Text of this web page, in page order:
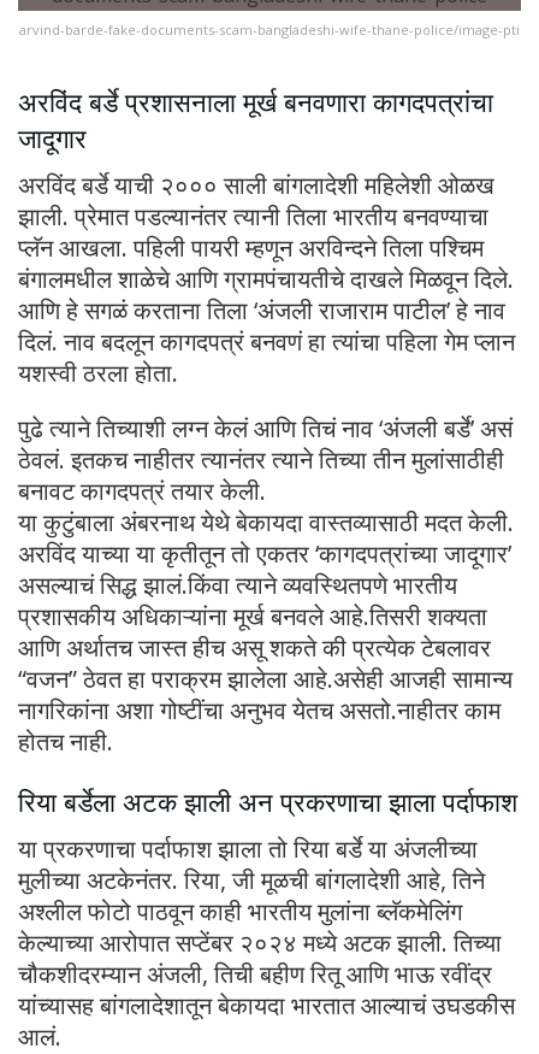
arvind-barde-fake-documents-scam-bangladeshi-wife-thane-police/image-pti
अरविंद बर्डे प्रशासनाला मूर्ख बनवणारा कागदपत्रांचा
जादूगार
अरविंद बर्डे याची २००० साली बांगलादेशी महिलेशी ओळख
झाली. प्रेमात पडल्यानंतर त्यानी तिला भारतीय बनवण्याचा
प्लॅन आखला. पहिली पायरी म्हणून अरविन्दने तिला पश्चिम
बंगालमधील शाळेचे आणि ग्रामपंचायतीचे दाखले मिळवून दिले.
आणि हे सगळं करताना तिला ‘अंजली राजाराम पाटील’ हे नाव
दिलं. नाव बदलून कागदपत्रं बनवणं हा त्यांचा पहिला गेम प्लान
यशस्वी ठरला होता.
पुढे त्याने तिच्याशी लग्न केलं आणि तिचं नाव ‘अंजली बर्डे’ असं
ठेवलं. इतकच नाहीतर त्यानंतर त्याने तिच्या तीन मुलांसाठीही
बनावट कागदपत्रं तयार केली.
या कुटुंबाला अंबरनाथ येथे बेकायदा वास्तव्यासाठी मदत केली.
अरविंद याच्या या कृतीतून तो एकतर ‘कागदपत्रांच्या जादूगार’
असल्याचं सिद्ध झालं.किंवा त्याने व्यवस्थितपणे भारतीय
प्रशासकीय अधिकाऱ्यांना मूर्ख बनवले आहे.तिसरी शक्यता
आणि अर्थातच जास्त हीच असू शकते की प्रत्येक टेबलावर
“वजन” ठेवत हा पराक्रम झालेला आहे.असेही आजही सामान्य
नागरिकांना अशा गोष्टींचा अनुभव येतच असतो.नाहीतर काम
होतच नाही.
रिया बर्डेला अटक झाली अन प्रकरणाचा झाला पर्दाफाश
या प्रकरणाचा पर्दाफाश झाला तो रिया बर्डे या अंजलीच्या
मुलीच्या अटकेनंतर. रिया, जी मूळची बांगलादेशी आहे, तिने
अश्लील फोटो पाठवून काही भारतीय मुलांना ब्लॅकमेलिंग
केल्याच्या आरोपात सप्टेंबर २०२४ मध्ये अटक झाली. तिच्या
चौकशीदरम्यान अंजली, तिची बहीण रितू आणि भाऊ रवींद्र
यांच्यासह बांगलादेशातून बेकायदा भारतात आल्याचं उघडकीस
आलं.